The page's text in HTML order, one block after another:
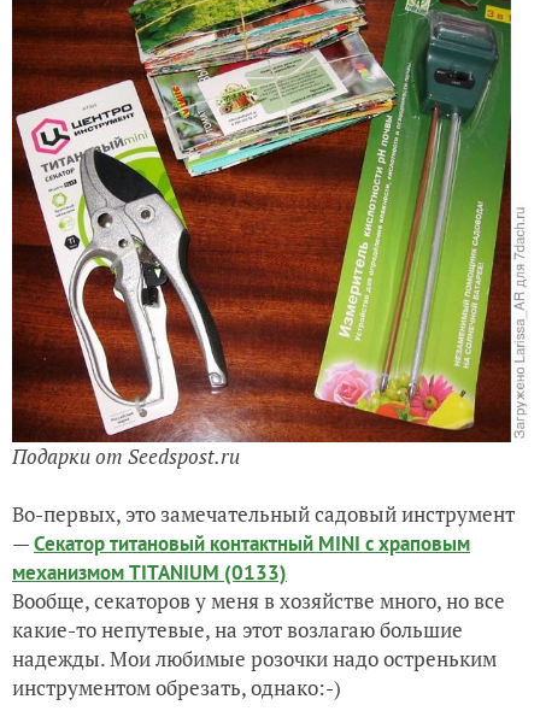
Подарки от Seedspost.ru
Во-первых, это замечательный садовый инструмент
—Секатор титановый контактный MINI с храповым
механизмом TITANIUM (0133)
Вообще, секаторов у меня в хозяйстве много, но все
какие-то непутевые, на этот возлагаю большие
надежды. Мои любимые розочки надо остреньким
инструментом обрезать, однако:-)